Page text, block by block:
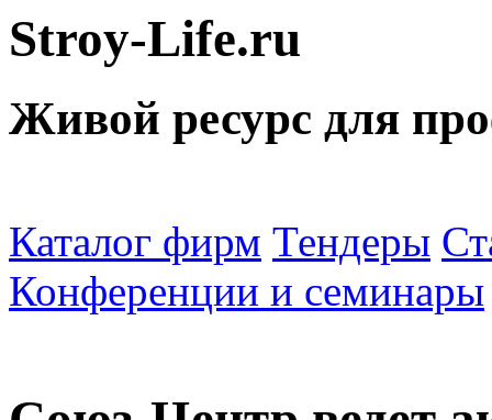
Stroy-Life.ru
Живой ресурс для
Каталог фирм Тендеры
Конференции и семинары